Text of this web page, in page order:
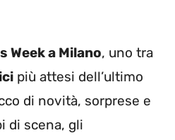
Week a Milano, uno tra
più attesi dell’ultimo
di novità, sorprese e
di scena, gli